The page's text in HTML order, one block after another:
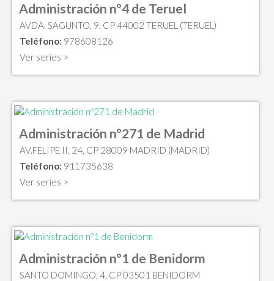
Administración nº4 de Teruel
AVDA. SAGUNTO, 9, CP 44002 TERUEL (TERUEL)
Teléfono: 978608126
Ver series >
Administración nº271 de Madrid
AV.FELIPE II, 24, CP 28009 MADRID (MADRID)
Teléfono: 911735638
Ver series >
Administración nº1 de Benidorm
SANTO DOMINGO, 4, CP 03501 BENIDORM